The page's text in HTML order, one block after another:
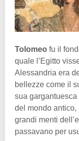
Tolomeo fu il
quale l’Egitto
Alessandria era
bellezze come il
sua
del mondo antico,
grandi menti
passavano per